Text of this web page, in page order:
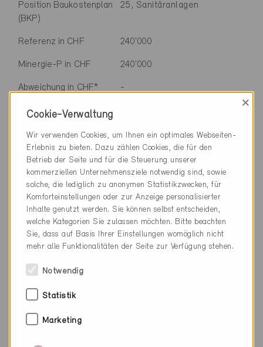
Position Baukostenplan
(BKP)
25, Sanitäranlagen
Referenz in CHF 240'000
Minergie-P in CHF 240'000
Abweichung in CHF* -
Position Baukostenplan
(BKP)
26, Transportanlagen
Referenz in CHF 52'000
Minergie-P in CHF 52'000
Abweichung in CHF*
Position Baukostenplan
(BKP)
Referenz in CHF
Minergie-P in CHF
Cookie-Verwaltung
×
Wir verwenden Cookies, um Ihnen ein optimales Webseiten-
Erlebnis zu bieten. Dazu zählen Cookies, die für den
Betrieb der Seite und für die Steuerung unserer
kommerziellen Unternehmensziele notwendig sind, sowie
solche, die lediglich zu anonymen Statistikzwecken, für
Komforteinstellungen oder zur Anzeige personalisierter
Inhalte genutzt werden. Sie können selbst entscheiden,
welche Kategorien Sie zulassen möchten. Bitte beachten
Sie, dass auf Basis Ihrer Einstellungen womöglich nicht
mehr alle Funktionalitäten der Seite zur Verfügung stehen.
Notwendig
Statistik
Marketing